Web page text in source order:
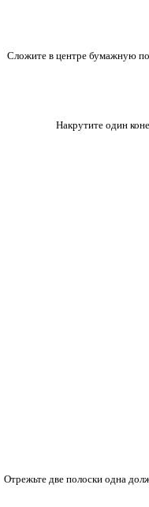
Сложите в центре бумажную
Накрутите один
Отрежьте две полоски одна